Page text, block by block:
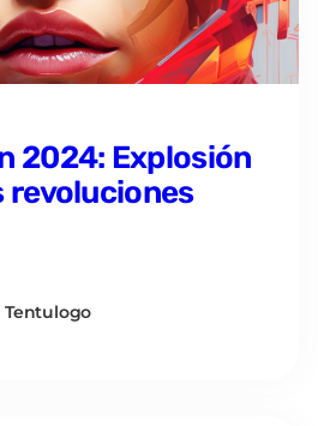
2024: Explosión
revoluciones
Tentulogo